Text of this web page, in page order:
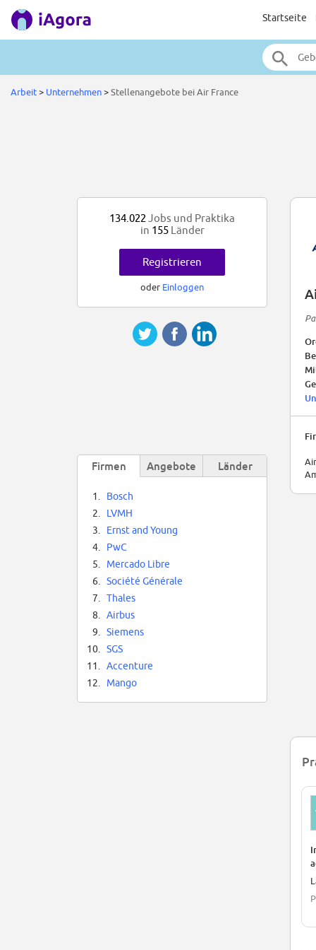
Startseite
Arbeit> Unternehmen>Stellenangebote bei Air France
134.022 Jobs und Praktika
in 155Länder
Registrieren
oder Einloggen
Firmen Angebote Länder
1.
Bosch
2.
LVMH
3.
Ernst and Young
4.
PwC
5.
Mercado Libre
6.
Société Générale
7.
Thales
8.
Airbus
9.
Siemens
10.
SGS
11.
Accenture
12.
Mango